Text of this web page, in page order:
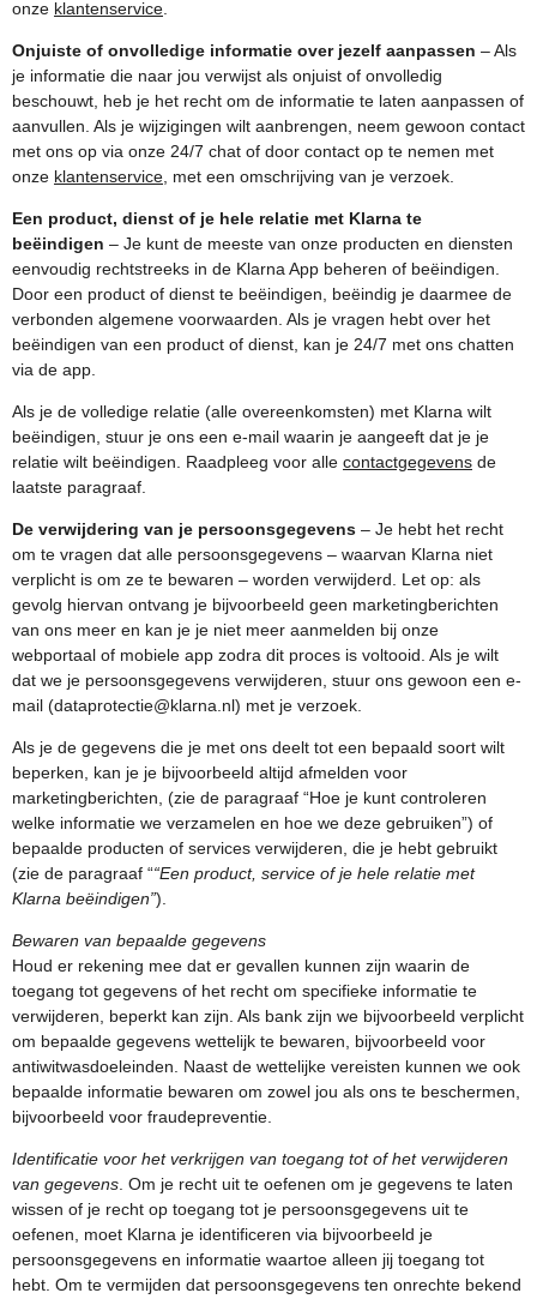
onze klantenservice
Onjuiste of onvolledige informatie over jezelf aanpassen – Als
je informatie die naar jou verwijst als onjuist of onvolledig
beschouwt, heb je het recht om de informatie te laten aanpassen of
aanvullen. Als je wijzigingen wilt aanbrengen, neem gewoon contact
met ons op via onze 24/7 chat of door contact op te nemen met
onze klantenservice , met een omschrijving van je verzoek.
Een product, dienst of je hele relatie met Klarna te
beëindigen – Je kunt de meeste van onze producten en diensten
eenvoudig rechtstreeks in de Klarna App beheren of beëindigen.
Door een product of dienst te beëindigen, beëindig je daarmee de
verbonden algemene voorwaarden. Als je vragen hebt over het
beëindigen van een product of dienst, kan je 24/7 met ons chatten
via de app.
Als je de volledige relatie (alle overeenkomsten) met Klarna wilt
beëindigen, stuur je ons een e-mail waarin je aangeeft dat je je
relatie wilt beëindigen. Raadpleeg voor alle contactgegevens de
laatste paragraaf.
De verwijdering van je persoonsgegevens – Je hebt het recht
om te vragen dat alle persoonsgegevens – waarvan Klarna niet
verplicht is om ze te bewaren – worden verwijderd. Let op: als
gevolg hiervan ontvang je bijvoorbeeld geen marketingberichten
van ons meer en kan je je niet meer aanmelden bij onze
webportaal of mobiele app zodra dit proces is voltooid. Als je wilt
dat we je persoonsgegevens verwijderen, stuur ons gewoon een e-
mail (dataprotectie@klarna.nl) met je verzoek.
Als je de gegevens die je met ons deelt tot een bepaald soort wilt
beperken, kan je je bijvoorbeeld altijd afmelden voor
marketingberichten, (zie de paragraaf “Hoe je kunt controleren
welke informatie we verzamelen en hoe we deze gebruiken”) of
bepaalde producten of services verwijderen, die je hebt gebruikt
(zie de paragraaf ““Een product, service of je hele relatie met
Klarna beëindigen”).
Bewaren van bepaalde gegevens
Houd er rekening mee dat er gevallen kunnen zijn waarin de
toegang tot gegevens of het recht om specifieke informatie te
verwijderen, beperkt kan zijn. Als bank zijn we bijvoorbeeld verplicht
om bepaalde gegevens wettelijk te bewaren, bijvoorbeeld voor
antiwitwasdoeleinden. Naast de wettelijke vereisten kunnen we ook
bepaalde informatie bewaren om zowel jou als ons te beschermen,
bijvoorbeeld voor fraudepreventie.
Identificatie voor het verkrijgen van toegang tot of het verwijderen
van gegevens . Om je recht uit te oefenen om je gegevens te laten
wissen of je recht op toegang tot je persoonsgegevens uit te
oefenen, moet Klarna je identificeren via bijvoorbeeld je
persoonsgegevens en informatie waartoe alleen jij toegang tot
hebt. Om te vermijden dat persoonsgegevens ten onrechte bekend